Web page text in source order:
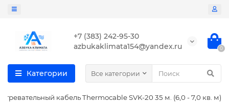
+7 (383) 242-95-30
azbukaklimata154@yandex.ru
0
Категории Все категории
кабель Thermocable SVK-20 35 м. (6,0 - 7,0 кв. м)